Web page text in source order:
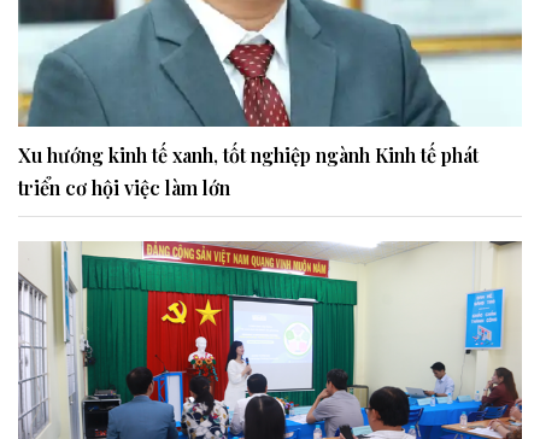
Xu hướng kinh tế xanh, tốt nghiệp ngành Kinh tế phát
triển cơ hội việc làm lớn